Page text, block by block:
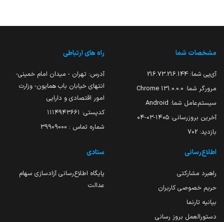
مشخصات شما
آی‌پی شما: 216.73.216.144
مرورگر شما: 131.0.0.0 Chrome
سیستم‌عامل شما: Android
آخرین بروزرسانی: ۱۴۰۵-۰۳-۰۴
بازدید: 702
راه های ارتباطی
آدرس: تهران - میدان امام خمینی-
انتهای خیابان باب همایون- وزارت
امور اقتصادی و دارایی
کدپستی: ۱۱۱۴۹۴۳۶۶۱
شماره تماس : 39909000
اطلاع‌رسانی
راهبرد مشارکتی
حریم خصوصی کاربران
بیانیه تارنما
دستورالعمل بروز رسانی
ستادی
پایگاه اطلاع‌رسانی آزادسازی سهام
عدالت